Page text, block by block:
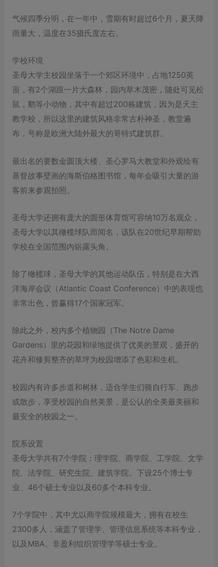
气候四季分明，在一年中，雪期有时超过6个月，夏天降
雨量大，温度在35摄氏度左右。
学校环境
圣母大学主校园坐落于一个郊区环境中，占地1250英
亩，有2个湖跟一片大森林，园内草木茂密，随处可见松
鼠，鹅等小动物，其中有超过200栋建筑，因为是天主
教学校，所以这里的建筑风格非常古朴神圣，教堂遍
布，号称是欧洲大陆外最大的哥特式建筑群。
最出名的要数金圆顶大楼、圣心罗马大教堂和外观绘有
基督故事壁画的海斯伯格图书馆，每年会吸引大量的游
客前来参观拍照。
圣母大学还拥有庞大的圆形体育馆可容纳10万名观众，
圣母大学以其橄榄球队而闻名，该队在20世纪早期帮助
学校在全国范围内崭露头角。
除了橄榄球，圣母大学的其他运动队伍，特别是在大西
洋海岸会议（Atlantic Coast Conference）中的表现也
非常出色，曾赢得17个国家冠军。
除此之外，校内多个植物园（The Notre Dame
Gardens）里的花园和绿地提供了优美的景观，盛开的
花卉和修剪整齐的草坪为校园增添了色彩和生机。
校园内有许多步道和树林，适合学生们骑自行车、跑步
或散步，享受校园的自然美景，是公认的全美最美丽和
最安全的校园之一。
院系设置
圣母大学共有7个学院：理学院、商学院、工学院、文学
院、法学院、研究生院、建筑学院。下设25个博士专
业、46个硕士专业以及60多个本科专业。
7个学院中，其中尤以商学院规模最大，拥有在校生
2300多人，涵盖了管理学、管理信息系统等本科专业，
以及MBA、非盈利组织管理学等硕士专业。